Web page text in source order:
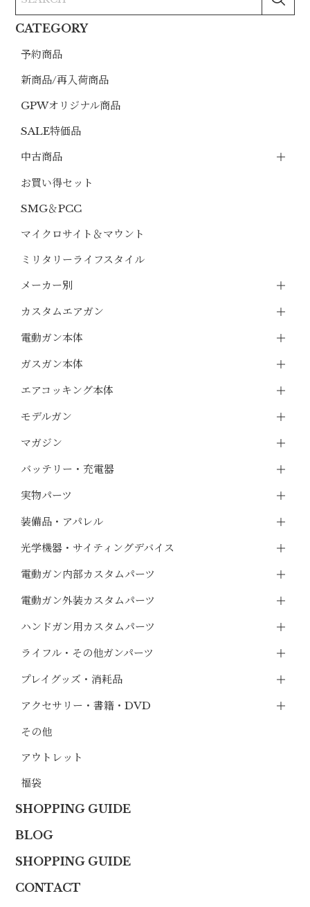
CATEGORY
予約商品
新商品/再入荷商品
GPWオリジナル商品
SALE特価品
中古商品
お買い得セット
SMG＆PCC
マイクロサイト＆マウント
ミリタリーライフスタイル
メーカー別
カスタムエアガン
電動ガン本体
ガスガン本体
エアコッキング本体
モデルガン
マガジン
バッテリー・充電器
実物パーツ
装備品・アパレル
光学機器・サイティングデバイス
電動ガン内部カスタムパーツ
電動ガン外装カスタムパーツ
ハンドガン用カスタムパーツ
ライフル・その他ガンパーツ
プレイグッズ・消耗品
アクセサリー・書籍・DVD
その他
アウトレット
福袋
SHOPPING GUIDE
BLOG
SHOPPING GUIDE
CONTACT